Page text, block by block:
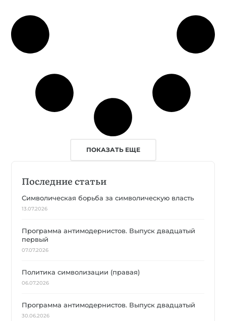
ПОКАЗАТЬ ЕЩЕ
Последние статьи
Символическая борьба за символическую власть
13.07.2026
Программа антимодернистов. Выпуск двадцатый
первый
07.07.2026
Политика символизации (правая)
06.07.2026
Программа антимодернистов. Выпуск двадцатый
30.06.2026